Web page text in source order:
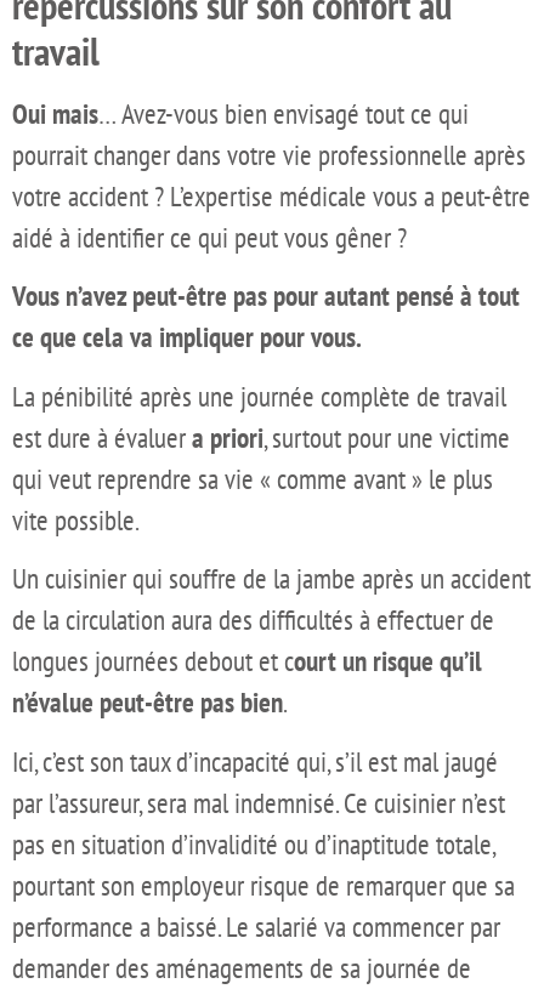
travail
Oui mais… Avez-vous bien envisagé tout ce qui
pourrait changer dans votre vie professionnelle après
votre accident ? L’expertise médicale vous a peut-être
aidé à identifier ce qui peut vous gêner ?
Vous n’avez peut-être pas pour autant pensé à tout
ce que cela va impliquer pour vous.
La pénibilité après une journée complète de travail
est dure à évaluera priori, surtout pour une victime
qui veut reprendre sa vie « comme avant » le plus
vite possible.
Un cuisinier qui souffre de la jambe après un accident
de la circulation aura des difficultés à effectuer de
longues journées debout et court un risque qu’il
n’évalue peut-être pas bien.
Ici, c’est son taux d’incapacité qui, s’il est mal jaugé
par l’assureur, sera mal indemnisé. Ce cuisinier n’est
pas en situation d’invalidité ou d’inaptitude totale,
pourtant son employeur risque de remarquer que sa
performance a baissé. Le salarié va commencer par
demander des aménagements de sa journée de